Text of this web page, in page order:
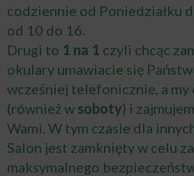
codziennie od Poniedziałku
od 10 do 16.
Drugi to 1 na 1 czyli chcąc
okulary umawiacie się
wcześniej telefonicznie, a my
(również w soboty) i
Wami. W tym czasie dla
Salon jest zamknięty w celu
maksymalnego